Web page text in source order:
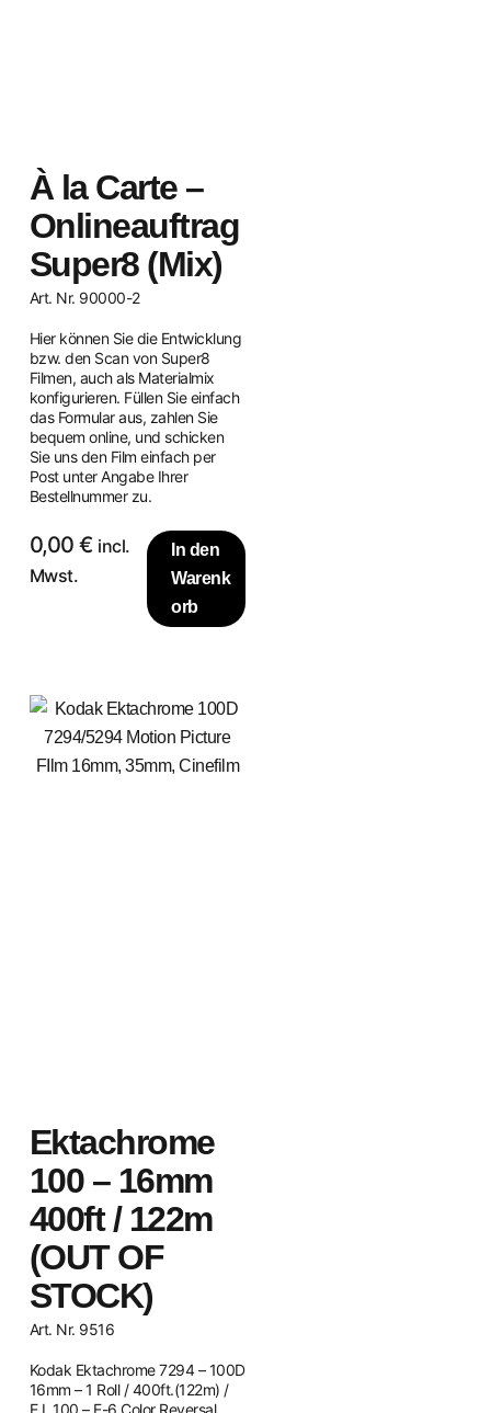
À la Carte –
Onlineauftrag
Super8 (Mix)
Art. Nr. 90000-2
Hier können Sie die Entwicklung
bzw. den Scan von Super8
Filmen, auch als Materialmix
konfigurieren. Füllen Sie einfach
das Formular aus, zahlen Sie
bequem online, und schicken
Sie uns den Film einfach per
Post unter Angabe Ihrer
Bestellnummer zu.
0,00€ incl.
Mwst.
In den
Warenk
orb
Ektachrome
100 – 16mm
400ft / 122m
(OUT OF
STOCK)
Art. Nr. 9516
Kodak Ektachrome 7294 – 100D
16mm – 1 Roll / 400ft.(122m) /
E.I. 100 – E-6 Color Reversal